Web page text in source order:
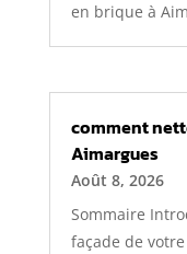
en brique à
comment
Aimargues
Août 8, 2026
Sommaire
façade de